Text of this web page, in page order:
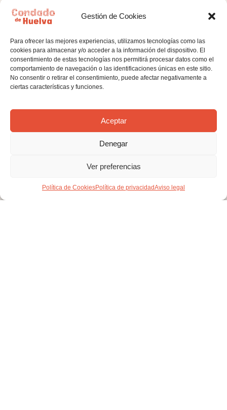
Gestión de Cookies
Para ofrecer las mejores experiencias, utilizamos tecnologías como las
cookies para almacenar y/o acceder a la información del dispositivo. El
consentimiento de estas tecnologías nos permitirá procesar datos como el
comportamiento de navegación o las identificaciones únicas en este sitio.
No consentir o retirar el consentimiento, puede afectar negativamente a
ciertas características y funciones.
Aceptar
Denegar
Ver preferencias
Política de CookiesPolítica de privacidadAviso legal
959366221
Talleres de trajes de flamenca
El Rocío,Producto,Romería